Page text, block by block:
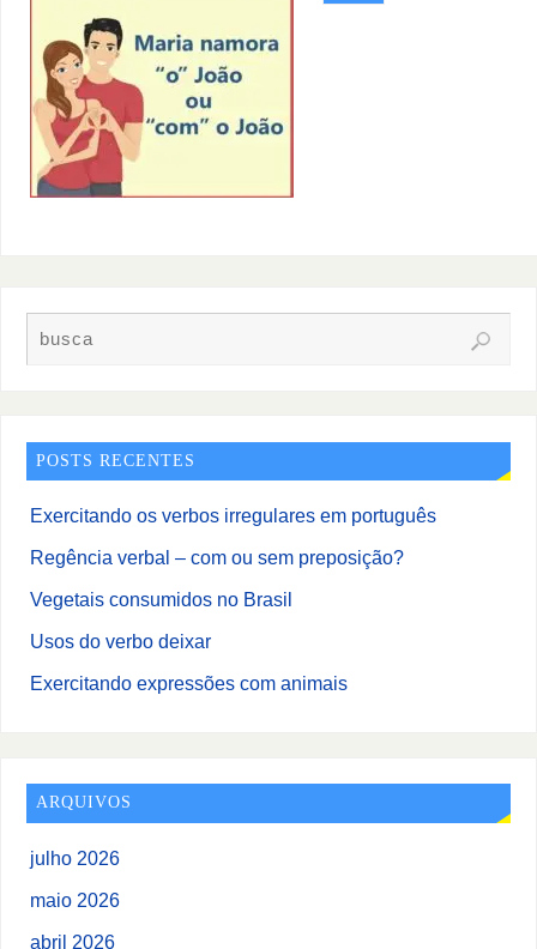
POSTS RECENTES
Exercitando os verbos irregulares em português
Regência verbal – com ou sem preposição?
Vegetais consumidos no Brasil
Usos do verbo deixar
Exercitando expressões com animais
ARQUIVOS
julho 2026
maio 2026
abril 2026